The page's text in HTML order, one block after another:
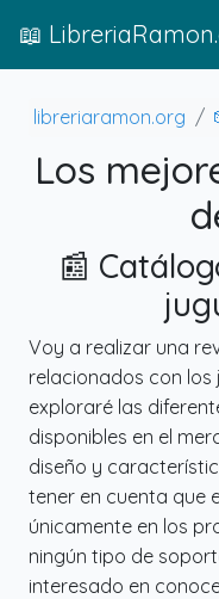
📖
libreriaramon.org
Los
📰
Voy a realizar una
relacionados con los
exploraré las
disponibles en el
diseño y
tener en cuenta que
únicamente en los
ningún tipo de
interesado en